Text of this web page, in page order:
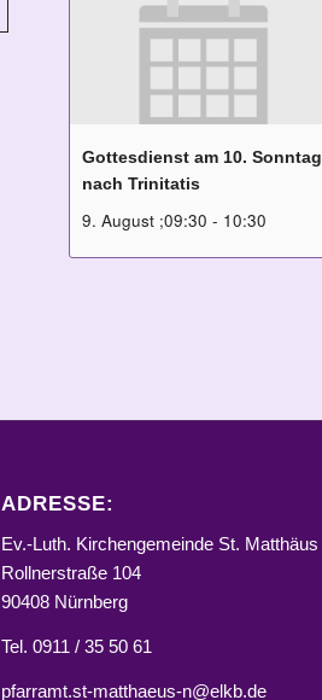
Gottesdienst am 10. Sonntag
nach Trinitatis
9. August ;09:30 - 10:30
ADRESSE:
Ev.-Luth. Kirchengemeinde St. Matthäus
Rollnerstraße 104
90408 Nürnberg
Tel. 0911 / 35 50 61
pfarramt.st-matthaeus-n@elkb.de